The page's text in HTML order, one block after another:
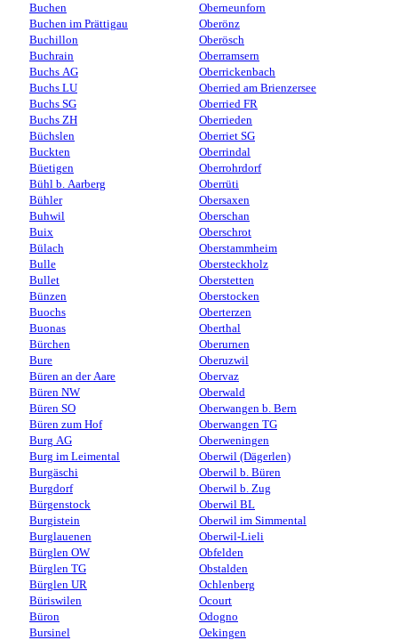
Buchen
Buchen im Prättigau
Buchillon
Buchrain
Buchs AG
Buchs LU
Buchs SG
Buchs ZH
Büchslen
Buckten
Büetigen
Bühl b. Aarberg
Bühler
Buhwil
Buix
Bülach
Bulle
Bullet
Bünzen
Buochs
Buonas
Bürchen
Bure
Büren an der Aare
Büren NW
Büren SO
Büren zum Hof
Burg AG
Burg im Leimental
Burgäschi
Burgdorf
Bürgenstock
Burgistein
Burglauenen
Bürglen OW
Bürglen TG
Bürglen UR
Büriswilen
Büron
Bursinel
Oberneunforn
Oberönz
Oberösch
Oberramsern
Oberrickenbach
Oberried am Brienzersee
Oberried FR
Oberrieden
Oberriet SG
Oberrindal
Oberrohrdorf
Oberrüti
Obersaxen
Oberschan
Oberschrot
Oberstammheim
Obersteckholz
Oberstetten
Oberstocken
Oberterzen
Oberthal
Oberurnen
Oberuzwil
Obervaz
Oberwald
Oberwangen b. Bern
Oberwangen TG
Oberweningen
Oberwil (Dägerlen)
Oberwil b. Büren
Oberwil b. Zug
Oberwil BL
Oberwil im Simmental
Oberwil-Lieli
Obfelden
Obstalden
Ochlenberg
Ocourt
Odogno
Oekingen